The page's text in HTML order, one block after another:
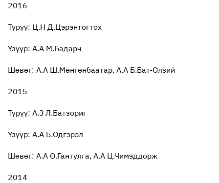
2016
Түрүү: Ц.Н Д.Цэрэнтогтох
Үзүүр: А.А М.Бадарч
Шөвөг: А.А Ш.Мөнгөнбаатар, А.А Б.Бат-Өлзий
2015
Түрүү: А.З Л.Батзориг
Үзүүр: А.А Б.Одгэрэл
Шөвөг: А.А О.Гантулга, А.А Ц.Чимэддорж
2014